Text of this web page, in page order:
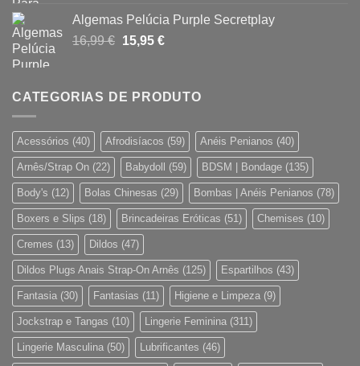
era:
45,46 €.
é:
26,95 €.
Algemas Pelúcia Purple Secretplay
16,99€ O
era:
15,95 €O
é:
CATEGORIAS DE PRODUTO
Acessórios (40) Afrodisíacos (59) Anéis Penianos (40)
Arnês/Strap On (22) Babydoll (59) BDSM | Bondage (135)
Body's (12) Bolas Chinesas (29) Bombas | Anéis Penianos (78)
Boxers e Slips (18) Brincadeiras Eróticas (51) Chemises (10)
Cremes (13) Dildos (47)
Dildos Plugs Anais Strap-On Arnês (125) Espartilhos (43)
Fantasia (30) Fantasias (11) Higiene e Limpeza (9)
Jockstrap e Tangas (10) Lingerie Feminina (311)
Lingerie Masculina (50) Lubrificantes (46)